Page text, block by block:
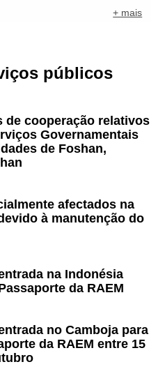
+ mais
públicos
de cooperação relativos
Governamentais
de Foshan,
afectados na
à manutenção do
na Indonésia
da RAEM
no Camboja para
da RAEM entre 15